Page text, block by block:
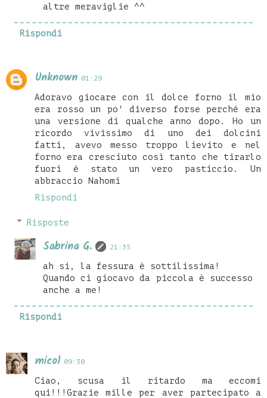
altre meraviglie ^^
Rispondi
Unknown 01:29
Adoravo giocare con il dolce forno il mio
era rosso un po' diverso forse perché era
una versione di qualche anno dopo. Ho un
ricordo vivissimo di uno dei dolcini
fatti, avevo messo troppo lievito e nel
forno era cresciuto così tanto che tirarlo
fuori é stato un vero pasticcio. Un
abbraccio Nahomi
Rispondi
Risposte
Sabrina G. 21:35
ah si, la fessura è sottilissima!
Quando ci giocavo da piccola è successo
anche a me!
Rispondi
micol 09:30
Ciao, scusa il ritardo ma eccomi
qui!!!Grazie mille per aver partecipato a